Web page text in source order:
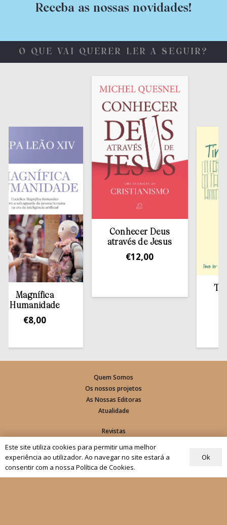
Receba as nossas novidades!
O QUE VAI QUERER LER A SEGUIR?
Magnífica
8,00
Conhecer Deus
através de Jesus
12,00
Tirar
Quem Somos
Os nossos projetos
As Nossas Editoras
Atualidade
Revistas
Rezar com o Papa
Materiais de Grupos
As nossas newsletters
Este site utiliza cookies para permitir uma melhor
experiência ao utilizador. Ao navegar no site estará a
consentir com a nossa Política de Cookies.
Ok